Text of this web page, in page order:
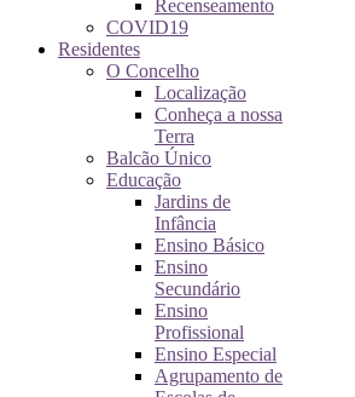
Recenseamento
COVID19
Residentes
O Concelho
Localização
Conheça a nossa
Terra
Balcão Único
Educação
Jardins de
Infância
Ensino Básico
Ensino
Secundário
Ensino
Profissional
Ensino Especial
Agrupamento de